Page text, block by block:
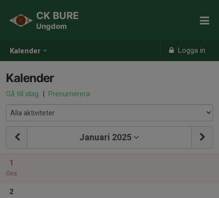
Kalender Logga in
CK BURE
Ungdom
Kalender
Gå till idag | Prenumerera
Januari 2025
1
Ons
2